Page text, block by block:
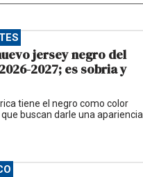
jersey negro del
2027; es sobria y
tiene el negro como color
buscan darle una apariencia